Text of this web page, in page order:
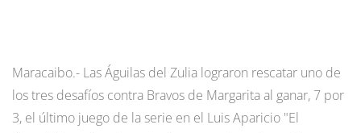
Maracaibo.- Las Águilas del Zulia lograron rescatar uno de
los tres desafíos contra Bravos de Margarita al ganar, 7 por
3, el último juego de la serie en el Luis Aparicio "El